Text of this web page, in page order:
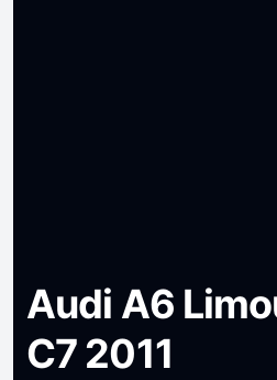
Audi A6
C7 2011